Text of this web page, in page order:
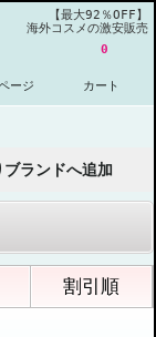
【最大92％OFF】
海外コスメの激安販売
ージ
0
カート
ブランドへ追加
割引順